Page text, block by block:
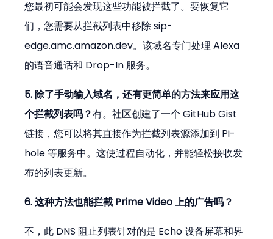
您最初可能会发现这些功能被拦截了。要恢复它
们，您需要从拦截列表中移除 sip-
edge.amc.amazon.dev。该域名专门处理 Alexa
的语音通话和 Drop-In 服务。
5. 除了手动输入域名，还有更简单的方法来应用这
个拦截列表吗？有。社区创建了一个 GitHub Gist
链接，您可以将其直接作为拦截列表源添加到 Pi-
hole 等服务中。这使过程自动化，并能轻松接收发
布的列表更新。
6. 这种方法也能拦截 Prime Video 上的广告吗？
不，此 DNS 阻止列表针对的是 Echo 设备屏幕和界